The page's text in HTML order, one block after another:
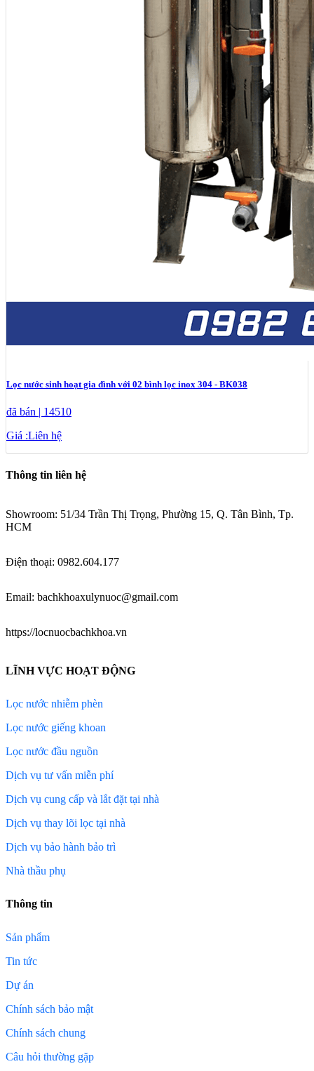
Lọc nước sinh hoạt gia đình với 02 bình lọc inox 304 - BK038
đã bán | 14510
Giá :Liên hệ
Thông tin liên hệ
Showroom: 51/34 Trần Thị Trọng, Phường 15, Q. Tân Bình, Tp.
HCM
Điện thoại: 0982.604.177
Email: bachkhoaxulynuoc@gmail.com
https://locnuocbachkhoa.vn
LĨNH VỰC HOẠT ĐỘNG
Lọc nước nhiễm phèn
Lọc nước giếng khoan
Lọc nước đầu nguồn
Dịch vụ tư vấn miễn phí
Dịch vụ cung cấp và lắt đặt tại nhà
Dịch vụ thay lõi lọc tại nhà
Dịch vụ bảo hành bảo trì
Nhà thầu phụ
Thông tin
Sản phẩm
Tin tức
Dự án
Chính sách bảo mật
Chính sách chung
Câu hỏi thường gặp